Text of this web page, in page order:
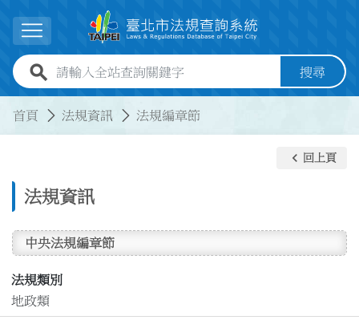
展開選單
全站查詢關鍵字欄位 搜尋
首頁 法規資訊 法規編章節
法規資訊
keyboard_arrow_left 回上頁
中央法規編章節
法規類別
地政類